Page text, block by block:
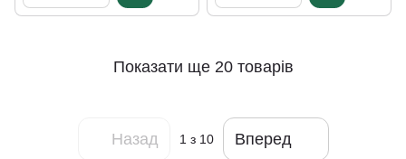
Показати ще 20 товарів
Назад 1 з 10 Вперед